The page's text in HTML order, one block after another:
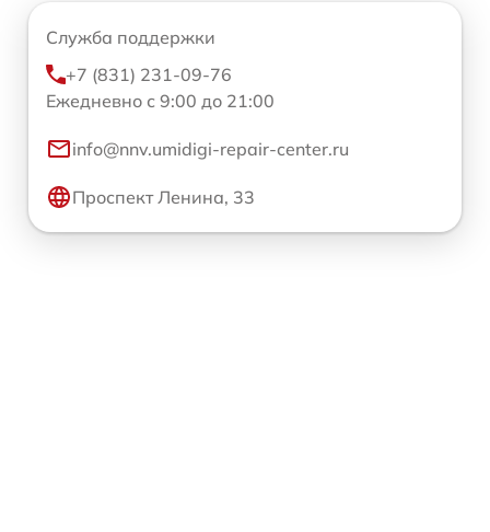
Служба поддержки
+7 (831) 231-09-76
Ежедневно с 9:00 до 21:00
info@nnv.umidigi-repair-center.ru
Проспект Ленина, 33